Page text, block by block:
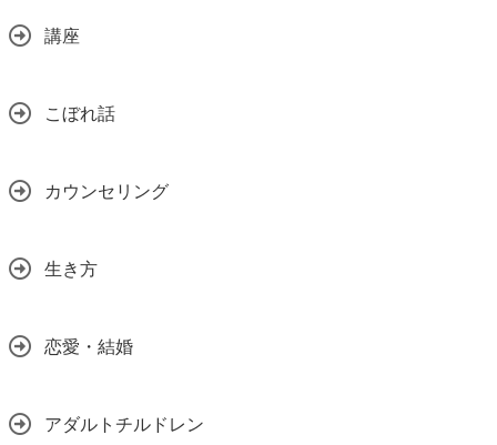
講座
こぼれ話
カウンセリング
生き方
恋愛・結婚
アダルトチルドレン